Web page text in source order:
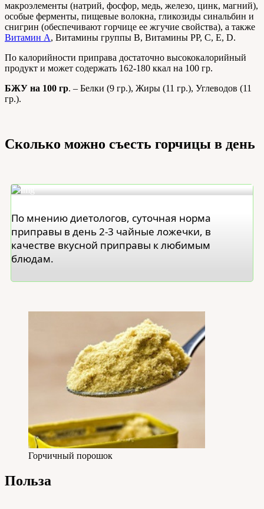
макроэлементы (натрий, фосфор, медь, железо, цинк, магний),
особые ферменты, пищевые волокна, гликозиды синальбин и
снигрин (обеспечивают горчице ее жгучие свойства), а также
Витамин А, Витамины группы В, Витамины РР, С, Е, D.
По калорийности приправа достаточно высококалорийный
продукт и может содержать 162-180 ккал на 100 гр.
БЖУ на 100 гр. – Белки (9 гр.), Жиры (11 гр.), Углеводов (11
гр.).
Сколько можно съесть горчицы в день
По мнению диетологов, суточная норма
приправы в день 2-3 чайные ложечки, в
качестве вкусной приправы к любимым
блюдам.
Горчичный порошок
Польза